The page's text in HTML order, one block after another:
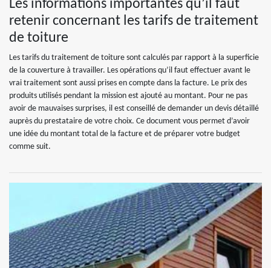
Les informations importantes qu’il faut
retenir concernant les tarifs de traitement
de toiture
Les tarifs du traitement de toiture sont calculés par rapport à la superficie
de la couverture à travailler. Les opérations qu’il faut effectuer avant le
vrai traitement sont aussi prises en compte dans la facture. Le prix des
produits utilisés pendant la mission est ajouté au montant. Pour ne pas
avoir de mauvaises surprises, il est conseillé de demander un devis détaillé
auprès du prestataire de votre choix. Ce document vous permet d’avoir
une idée du montant total de la facture et de préparer votre budget
comme suit.